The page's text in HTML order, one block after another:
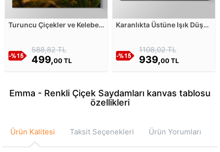
Turuncu Çiçekler ve Kelebek
588,82 TL
499,00 TL
Karanlıkta Üstüne Işık Düşen
1108,02 TL
939,00 TL
Emma - Renkli Çiçek Saydamları kanvas tablosu
özellikleri
Ürün Kalitesi Taksit Seçenekleri Ürün Yorumları